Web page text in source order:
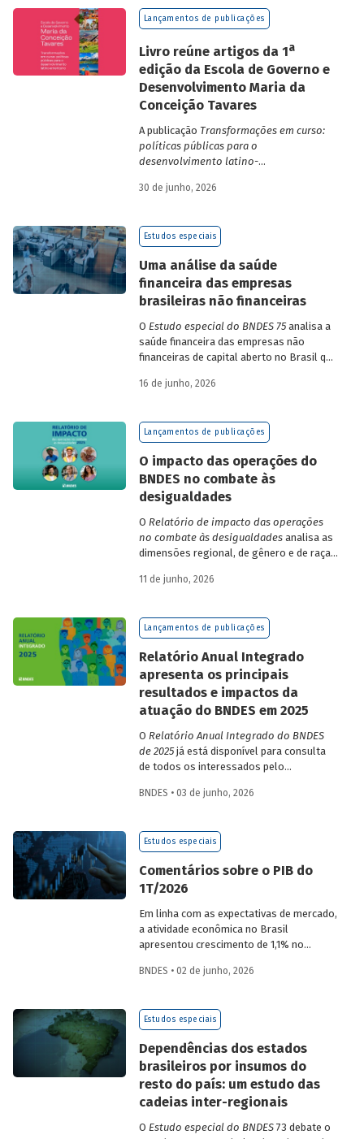
Lançamentos de publicações
Livro reúne artigos da 1a
edição da Escola de Governo e
Desenvolvimento Maria da
Conceição Tavares
A publicação Transformações em curso:
políticas públicas para o
desenvolvimento latino-
da Escola de Governo e Desenvolvimento
30 de junho, 2026
Estudos especiais
Uma análise da saúde
financeira das empresas
brasileiras não financeiras
O Estudo especial do BNDES 75analisa a
saúde financeira das empresas não
financeiras de capital aberto no Brasil que
valores. Para isso, parte de uma amostra
de finanças e seguros – e de quatro
dimensões: lucratividade, solvência,
16 de junho, 2026
Lançamentos de publicações
O impacto das operações do
BNDES no combate às
desigualdades
O Relatório de impacto das operações
no combate às desigualdadesanalisa as
dimensões regional, de gênero e de raça,
desigualdade de renda no Brasil, no
BNDES.
11 de junho, 2026
Lançamentos de publicações
Relatório Anual Integrado
apresenta os principais
resultados e impactos da
atuação do BNDES em 2025
O Relatório Anual Integrado do BNDES
de 2025já está disponível para consulta
de todos os interessados pelo
sua prestação de contas. O documento
principais resultados, os impactos de sua
atuação no ano, e mostra como o BNDES
consistente e sólida, mesmo diante de
cenários desafiadores.
BNDES • 03 de junho, 2026
Estudos especiais
Comentários sobre o PIB do
1T/2026
Em linha com as expectativas de mercado,
a atividade econômica no Brasil
apresentou crescimento de 1,1% no
imediatamente anterior, na série ajustada
detalhada e uma previsão para os
próximos meses no
BNDES • 02 de junho, 2026
Estudos especiais
Dependências dos estados
brasileiros por insumos do
resto do país: um estudo das
cadeias inter-regionais
O Estudo especial do BNDES73 debate o